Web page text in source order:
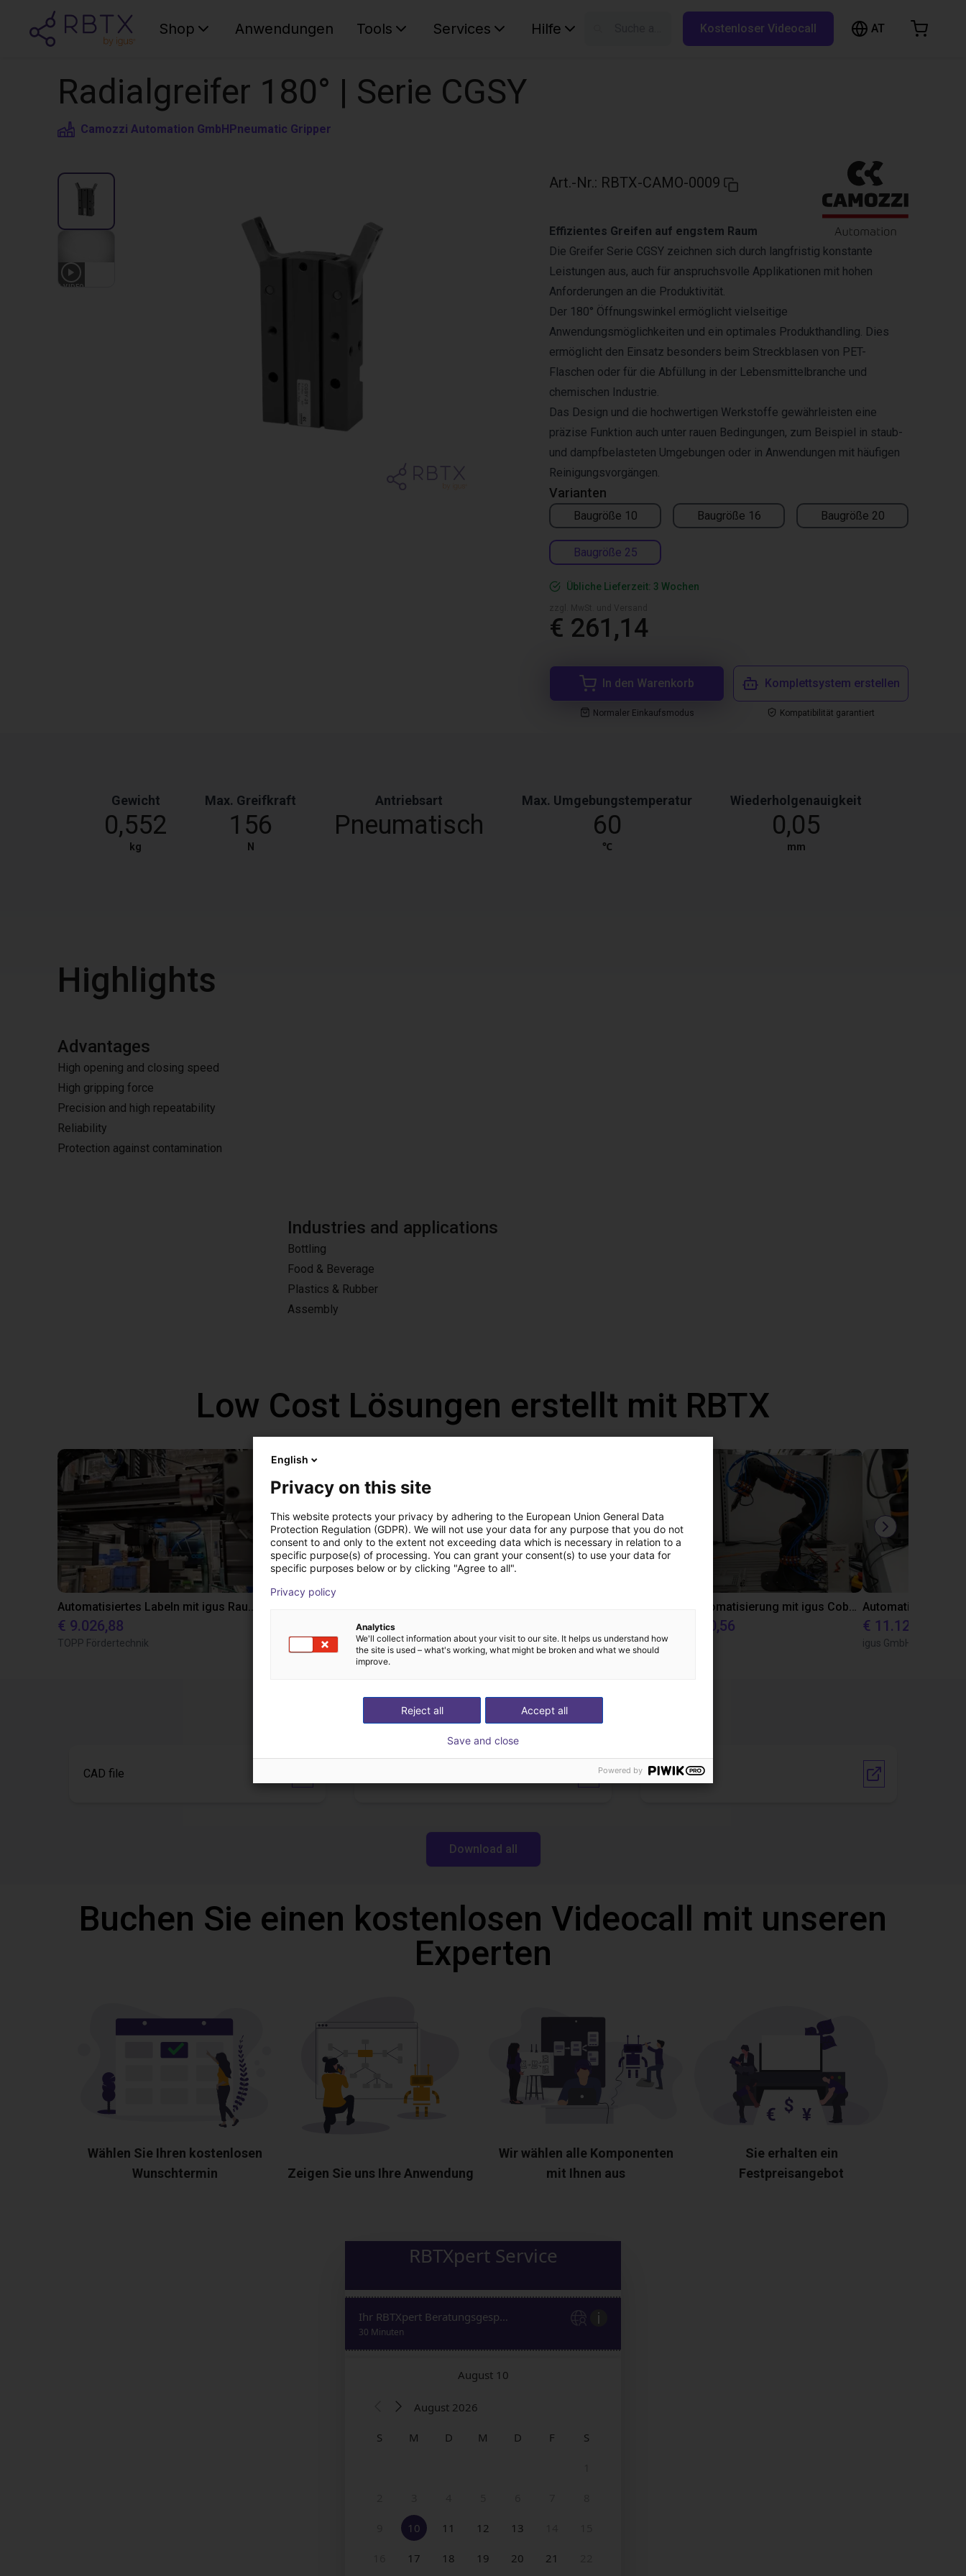
Shop Anwendungen Tools Services Hilfe Kostenloser Videocall AT
Radialgreifer 180° | Serie CGSY
Camozzi Automation GmbHPneumatic Gripper
1 VIDEO
Art.-Nr.: RBTX-CAMO-0009
Varianten
Baugröße 10 Baugröße 16 Baugröße 20
Baugröße 25
Effizientes Greifen auf engstem Raum
Die Greifer Serie CGSY zeichnen sich durch langfristig konstante
Leistungen aus, auch für anspruchsvolle Applikationen mit hohen
Anforderungen an die Produktivität.
Der 180° Öffnungswinkel ermöglicht vielseitige
Anwendungsmöglichkeiten und ein optimales Produkthandling. Dies
ermöglicht den Einsatz besonders beim Streckblasen von PET-
Flaschen oder für die Abfüllung in der Lebensmittelbranche und
chemischen Industrie.
Das Design und die hochwertigen Werkstoffe gewährleisten eine
präzise Funktion auch unter rauen Bedingungen, zum Beispiel in staub-
und dampfbelasteten Umgebungen oder in Anwendungen mit häufigen
Reinigungsvorgängen.
Übliche Lieferzeit: 3 Wochen
€ 261,14
In den Warenkorb
Normaler Einkaufsmodus
Komplettsystem erstellen
Kompatibilität garantiert
Gewicht
0,552
kg
Max. Greifkraft
156
N
Antriebsart
Pneumatisch
Max. Umgebungstemperatur
60
℃
Wiederholgenauigkeit
0,05
mm
Highlights
Advantages
High opening and closing speed
High gripping force
Precision and high repeatability
Reliability
Protection against contamination
Industries and applications
Bottling
Food & Beverage
Plastics & Rubber
Assembly
Low Cost Lösungen erstellt mit RBTX
Automatisiertes Labeln mit igus Raumpotal Roboter
€ 9.026,88
TOPP Fördertechnik Igus do brasil
Laborautomatisierung mit igus Cobot ReBeL 6DOF
€ 10.870,56
igus GmbH
€ 11.128,07
igus GmbH
Downloads
CAD file Vendor link
Download all
Buchen Sie einen kostenlosen Videocall mit unseren
Experten
Wählen Sie Ihren kostenlosen
Wunschtermin
Zeigen Sie uns Ihre Anwendung
Wir wählen alle Komponenten
mit Ihnen aus
Sie erhalten ein
Festpreisangebot
English
Privacy on this site
This website protects your privacy by adhering to the European Union General Data
Protection Regulation (GDPR). We will not use your data for any purpose that you do not
consent to and only to the extent not exceeding data which is necessary in relation to a
specific purpose(s) of processing. You can grant your consent(s) to use your data for
specific purposes below or by clicking "Agree to all".
Privacy policy
Analytics
We'll collect information about your visit to our site. It helps us understand how
the site is used – what's working, what might be broken and what we should
improve.
Accept all
Reject all
Save and close
Powered by